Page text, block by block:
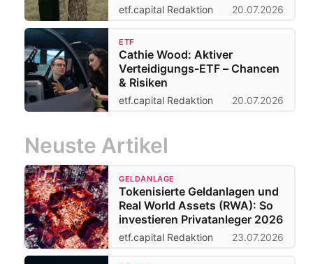
etf.capital Redaktion 20.07.2026
ETF
Cathie Wood: Aktiver
Verteidigungs-ETF – Chancen
& Risiken
etf.capital Redaktion 20.07.2026
Neuste Artikel
GELDANLAGE
Tokenisierte Geldanlagen und
Real World Assets (RWA): So
investieren Privatanleger 2026
etf.capital Redaktion 23.07.2026